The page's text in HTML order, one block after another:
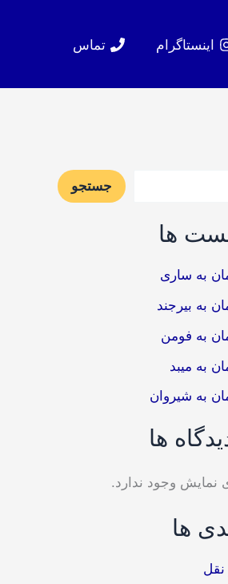
اینستاگرام تماس
جستجو
ها
به ساری
به بیرجند
به فومن
به میبد
به شیروان
ها
نمایش وجود ندارد.
ها
نقل